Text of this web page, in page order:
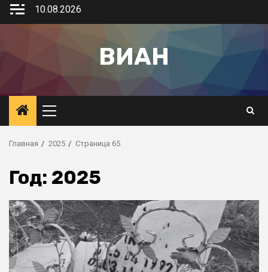
10.08.2026
ВИАН
Главная 2025 Страница 65
Год: 2025